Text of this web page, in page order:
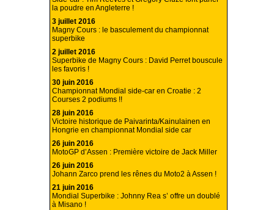
la poudre en Angleterre !
3 juillet 2016
Magny Cours : le basculement du championnat
superbike
2 juillet 2016
Superbike de Magny Cours : David Perret bouscule
les favoris !
30 juin 2016
Championnat Mondial side-car en Croatie : 2
Courses 2 podiums !!
28 juin 2016
Victoire historique de Paivarinta/Kainulainen en
Hongrie en championnat Mondial side car
26 juin 2016
MotoGP d’Assen : Première victoire de Jack Miller
26 juin 2016
Johann Zarco prend les rênes du Moto2 à Assen !
21 juin 2016
Mondial Superbike : Johnny Rea s’ offre un doublé
à Misano !